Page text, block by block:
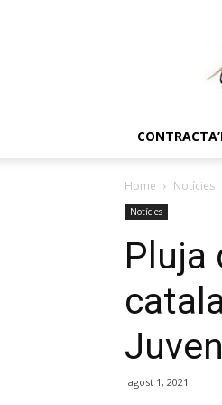
Home Notícies
Notícies
Pluja
agost 1, 2021